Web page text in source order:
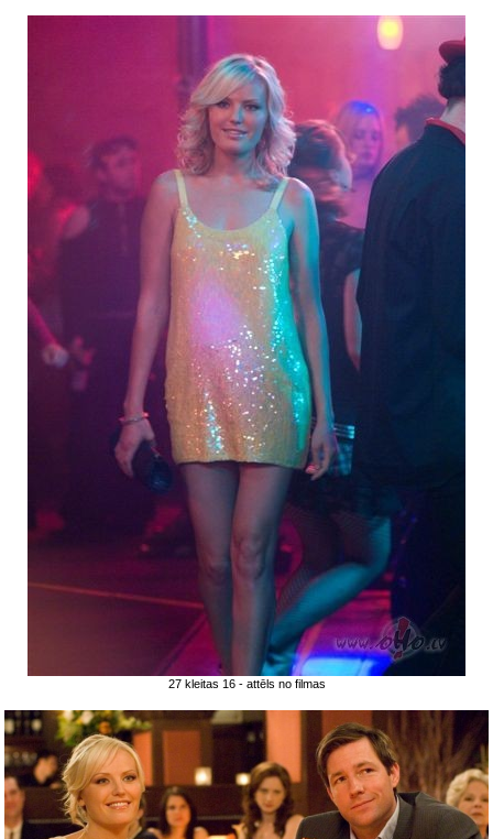
27 kleitas 16 - attēls no filmas